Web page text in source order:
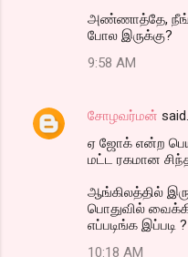
அண்ணாத்தே,
போல இருக்கு?
9:58 AM
சோழவர்மன் said…
ஏ ஜோக் என்ற
மட்ட ரகமான
ஆங்கிலத்தில்
பொதுவில்
எப்படிங்க இப்படி ?
10:18 AM